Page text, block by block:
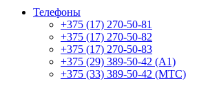
Телефоны
+375 (17) 270-50-81
+375 (17) 270-50-82
+375 (17) 270-50-83
+375 (29) 389-50-42 (А1)
+375 (33) 389-50-42 (МТС)